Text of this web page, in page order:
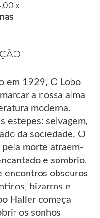
x
em 1929, O Lobo
a nossa alma
moderna.
estepes: selvagem,
da sociedade. O
morte atraem-
e sombrio.
encontros obscuros
bizarros e
Haller começa
os sonhos